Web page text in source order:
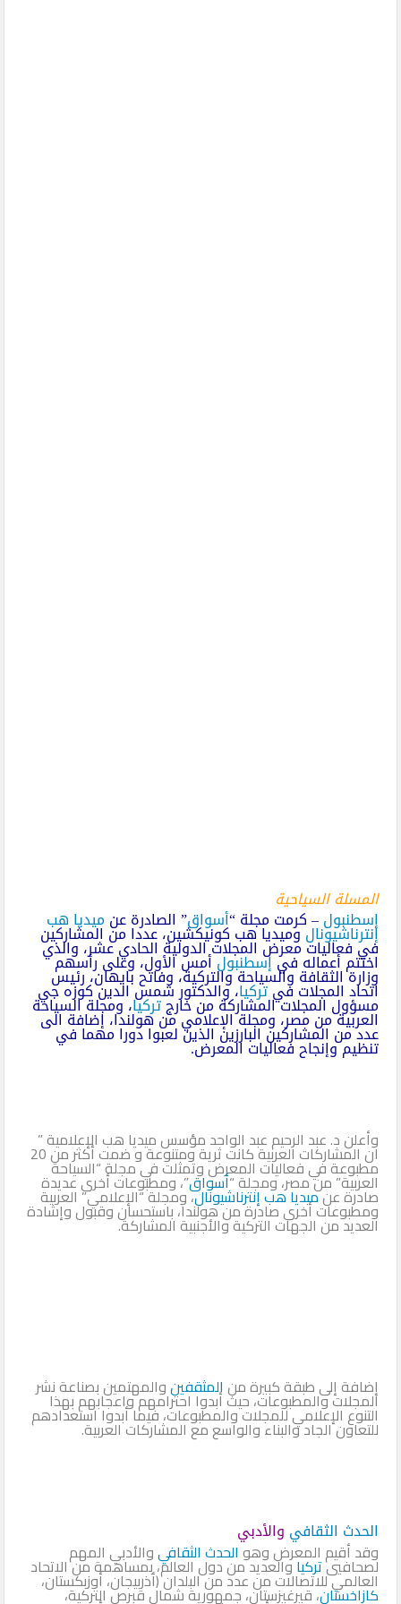
المسلة السياحية
إسطنبول– كرمت مجلة “أسواق” الصادرة عنميديا هب
إنترناشيونالوميديا هب كونيكشين، عددا من المشاركين
في فعاليات معرض المجلات الدولية الحادي عشر، والذي
اختتم أعماله فيإسطنبولأمس الأول، وعلى رأسهم
وزارة الثقافة والسياحة والتركية، وفاتح بايهان، رئيس
اتحاد المجلات فيتركيا، والدكتور شمس الدين كوزه جي
مسؤول المجلات المشاركة من خارجتركيا، ومجلة السياحة
العربية من مصر، ومجلة الإعلامي من هولندا، إضافة الى
عدد من المشاركين البارزين الذين لعبوا دورا مهما في
تنظيم وإنجاح فعاليات المعرض.
وأعلن د. عبد الرحيم عبد الواحد مؤسس ميديا هب الإعلامية ”
ان المشاركات العربية كانت ثرية ومتنوعة و ضمت أكثر من 20
مطبوعة في فعاليات المعرض وتمثلت في مجلة “السياحة
العربية” من مصر، ومجلة “أسواق”، ومطبوعات أخرى عديدة
صادرة عنميديا هب إنترناشيونال، ومجلة “الإعلامي” العربية
ومطبوعات أخرى صادرة من هولندا، باستحسان وقبول وإشادة
العديد من الجهات التركية والأجنبية المشاركة.
إضافة إلى طبقة كبيرة من المثقفينوالمهتمين بصناعة نشر
المجلات والمطبوعات، حيث أبدوا احترامهم واعجابهم بهذا
التنوع الإعلامي للمجلات والمطبوعات، فيما أبدوا استعدادهم
للتعاون الجاد والبناء والواسع مع المشاركات العربية.
الحدث الثقافي والأدبي
وقد أقيم المعرض وهو الحدث الثقافيوالأدبي المهم
لصحافييتركياوالعديد من دول العالم، بمساهمة من الاتحاد
العالمي للاتصالات من عدد من البلدان (أذربيجان، أوزبكستان،
كازاخستان، قيرغيزستان، جمهورية شمال قبرص التركية،